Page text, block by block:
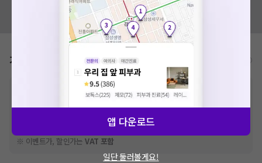
혹시 잘못된 병원정보가 있나요?
모두닥 팀에 알려주세요!
가격표
비급여 항목의 경우,추가비용 등으로 실제 가격과 상이할 수 있으니, 정확
한 가격은 해당 의료기관에 직접 문의해주세요.
※급여 항목의 경우,건강보험심사평가원에 고지되어 있는 급여 진료 기준 가
격입니다. (진료와 연관된 복합적인 비용이 추가되어, 병원마다 금액이 다르게
산정될 수 있는 점 참고 바랍니다.)
※ 이벤트가, 할인가는VAT 포함
앱 다운로드
일단 둘러볼게요!